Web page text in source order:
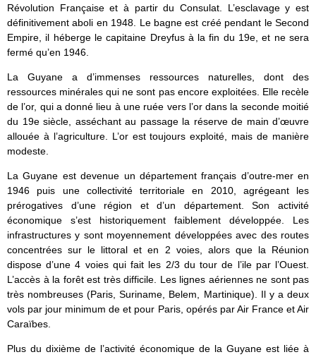
Révolution Française et à partir du Consulat. L’esclavage y est
définitivement aboli en 1948. Le bagne est créé pendant le Second
Empire, il héberge le capitaine Dreyfus à la fin du 19e, et ne sera
fermé qu’en 1946.
La Guyane a d’immenses ressources naturelles, dont des
ressources minérales qui ne sont pas encore exploitées. Elle recèle
de l’or, qui a donné lieu à une ruée vers l’or dans la seconde moitié
du 19e siècle, asséchant au passage la réserve de main d’œuvre
allouée à l’agriculture. L’or est toujours exploité, mais de manière
modeste.
La Guyane est devenue un département français d’outre-mer en
1946 puis une collectivité territoriale en 2010, agrégeant les
prérogatives d’une région et d’un département. Son activité
économique s’est historiquement faiblement développée. Les
infrastructures y sont moyennement développées avec des routes
concentrées sur le littoral et en 2 voies, alors que la Réunion
dispose d’une 4 voies qui fait les 2/3 du tour de l’ile par l’Ouest.
L’accès à la forêt est très difficile. Les lignes aériennes ne sont pas
très nombreuses (Paris, Suriname, Belem, Martinique). Il y a deux
vols par jour minimum de et pour Paris, opérés par Air France et Air
Caraïbes.
Plus du dixième de l’activité économique de la Guyane est liée à